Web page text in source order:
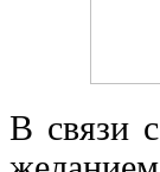
В связи